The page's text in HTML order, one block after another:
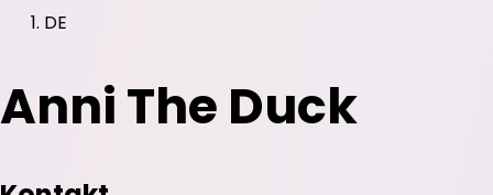
DE
Anni The Duck